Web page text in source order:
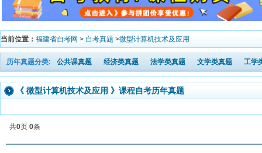
当前位置： 福建省自考网 > 自考真题 >微型计算机技术及应用
历年真题分类: 公共课真题 经济类真题 法学类真题 文学类真题 工学
《 微型计算机技术及应用 》课程自考历年真题
共0页 0条